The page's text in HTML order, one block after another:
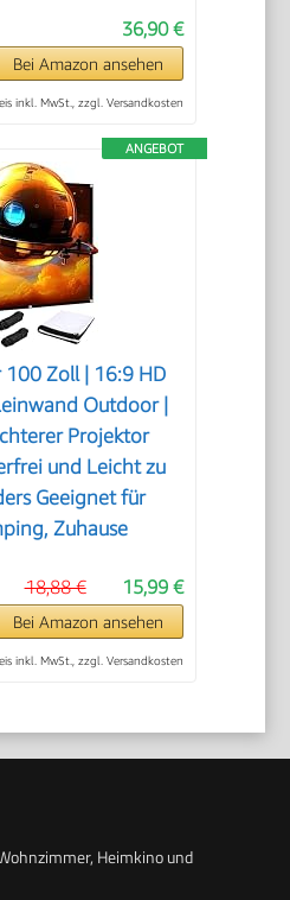
36,90 €
Bei Amazon ansehen
inkl. MwSt., zzgl. Versandkosten
ANGEBOT
Zoll | 16:9 HD
Outdoor |
Projektor
und Leicht zu
Geeignet für
Zuhause
15,99 €
18,88 €
Bei Amazon ansehen
inkl. MwSt., zzgl. Versandkosten
Heimkino und